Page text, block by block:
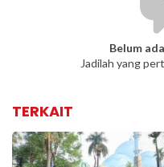
Belum
Jadilah yang
TERKAIT